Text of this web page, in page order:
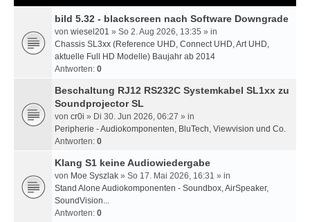
bild 5.32 - blackscreen nach Software Downgrade
von wiesel201 » So 2. Aug 2026, 13:35 » in
Chassis SL3xx (Reference UHD, Connect UHD, Art UHD,
aktuelle Full HD Modelle) Baujahr ab 2014
Antworten: 0
Beschaltung RJ12 RS232C Systemkabel SL1xx zu
Soundprojector SL
von cr0i » Di 30. Jun 2026, 06:27 » in
Peripherie - Audiokomponenten, BluTech, Viewvision und Co.
Antworten: 0
Klang S1 keine Audiowiedergabe
von Moe Syszlak » So 17. Mai 2026, 16:31 » in
Stand Alone Audiokomponenten - Soundbox, AirSpeaker,
SoundVision...
Antworten: 0